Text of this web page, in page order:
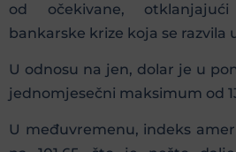
od očekivane,
bankarske krize koja se razvila
U odnosu na jen, dolar je u
jednomjesečni maksimum od
U međuvremenu, indeks